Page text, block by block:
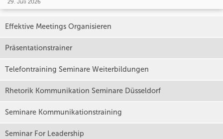
29. Juli 2026
Effektive Meetings Organisieren
Präsentationstrainer
Telefontraining Seminare Weiterbildungen
Rhetorik Kommunikation Seminare Düsseldorf
Seminare Kommunikationstraining
Seminar For Leadership